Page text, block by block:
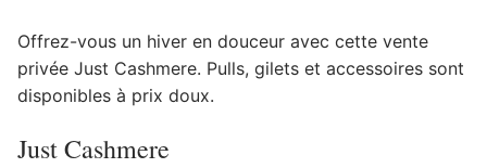
Offrez-vous un hiver en douceur avec cette vente
privée Just Cashmere. Pulls, gilets et accessoires sont
disponibles à prix doux.
Just Cashmere